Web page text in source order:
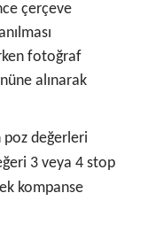
çerçeve
fotoğraf
alınarak
poz değerleri
3 veya 4 stop
kompanse